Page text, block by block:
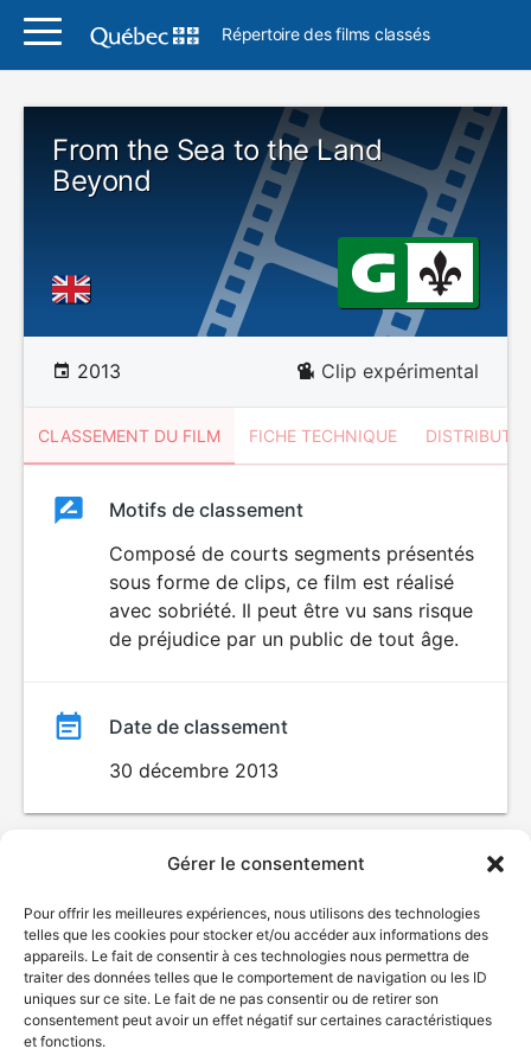
Gérer le consentement
Pour offrir les meilleures expériences, nous utilisons des technologies
telles que les cookies pour stocker et/ou accéder aux informations des
appareils. Le fait de consentir à ces technologies nous permettra de
traiter des données telles que le comportement de navigation ou les ID
uniques sur ce site. Le fait de ne pas consentir ou de retirer son
consentement peut avoir un effet négatif sur certaines caractéristiques
et fonctions.
Répertoire des films classés
From the Sea to the Land
Beyond
2013 Clip expérimental
CLASSEMENT DU FILM FICHE TECHNIQUE
ClassementClassement
Motifs de classement
Composé de courts segments présentés
sous forme de clips, ce film est réalisé
avec sobriété. Il peut être vu sans risque
de préjudice par un public de tout âge.
Date de classement
30 décembre 2013